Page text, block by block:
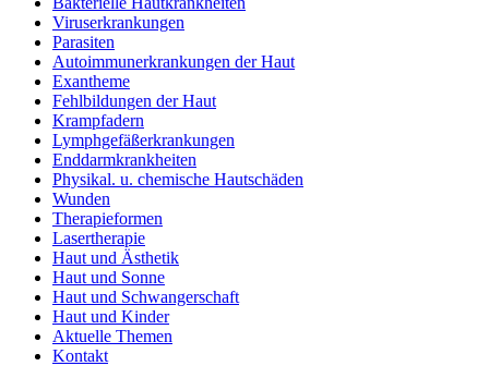
Viruserkrankungen
Parasiten
Autoimmunerkrankungen der Haut
Exantheme
Fehlbildungen der Haut
Krampfadern
Lymphgefäßerkrankungen
Enddarmkrankheiten
Physikal. u. chemische Hautschäden
Wunden
Therapieformen
Lasertherapie
Haut und Ästhetik
Haut und Sonne
Haut und Schwangerschaft
Haut und Kinder
Aktuelle Themen
Kontakt